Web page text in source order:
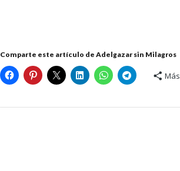
Comparte este artículo de Adelgazar sin Milagros
Más